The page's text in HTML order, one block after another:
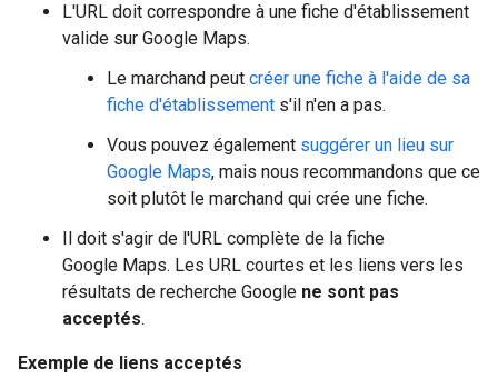
L'URL doit correspondre à une fiche d'établissement
valide sur Google Maps.
Le marchand peut créer une fiche à l'aide de sa
fiche d'établissement s'il n'en a pas.
Vous pouvez également suggérer un lieu sur
Google Maps, mais nous recommandons que ce
soit plutôt le marchand qui crée une fiche.
Il doit s'agir de l'URL complète de la fiche
Google Maps. Les URL courtes et les liens vers les
résultats de recherche Google ne sont pas
acceptés.
Exemple de liens acceptés